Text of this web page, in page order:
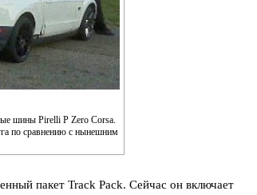
шины Pirelli P Zero Corsa.
по сравнению с нынешним
пакет Track Pack. Сейчас он включает